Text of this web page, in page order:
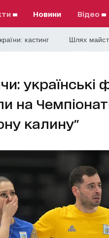
Новини відео
кастинг Шлях
українські
на
калину"